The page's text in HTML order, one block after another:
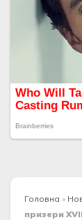
Головна »
призери